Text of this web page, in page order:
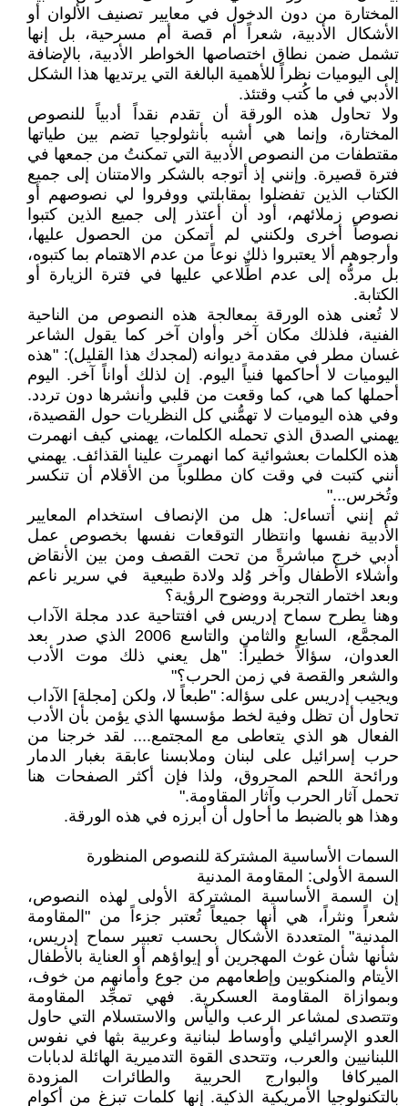
المختارة من دون الدخول في معايير تصنيف الألوان أو
الأشكال الأدبية، شعراً أم قصة أم مسرحية، بل إنها
تشمل ضمن نطاق اختصاصها الخواطر الأدبية، بالإضافة
إلى اليوميات نظراً للأهمية البالغة التي يرتديها هذا الشكل
الأدبي في ما كُتب وقتئذ.
ولا تحاول هذه الورقة أن تقدم نقداً أدبياً للنصوص
المختارة، وإنما هي أشبه بأنثولوجيا تضم بين طياتها
مقتطفات من النصوص الأدبية التي تمكنتُ من جمعها في
فترة قصيرة. وإنني إذ أتوجه بالشكر والامتنان إلى جميع
الكتاب الذين تفضلوا بمقابلتي ووفروا لي نصوصهم أو
نصوص زملائهم، أود أن أعتذر إلى جميع الذين كتبوا
نصوصاً أخرى ولكنني لم أتمكن من الحصول عليها،
وأرجوهم ألا يعتبروا ذلك نوعاً من عدم الاهتمام بما كتبوه،
بل مردُّه إلى عدم اطِّلاعي عليها في فترة الزيارة أو
الكتابة.
لا تُعنى هذه الورقة بمعالجة هذه النصوص من الناحية
الفنية، فلذلك مكان آخر وأوان آخر كما يقول الشاعر
غسان مطر في مقدمة ديوانه (لمجدك هذا القليل): "هذه
اليوميات لا أحاكمها فنياً اليوم. إن لذلك أواناً آخر. اليوم
أحملها كما هي، كما وقعت من قلبي وأنشرها دون تردد.
وفي هذه اليوميات لا تهمُّني كل النظريات حول القصيدة،
يهمني الصدق الذي تحمله الكلمات، يهمني كيف انهمرت
هذه الكلمات بعشوائية كما انهمرت علينا القذائف. يهمني
أنني كتبت في وقت كان مطلوباً من الأقلام أن تنكسر
وتُخرس..."
ثم إنني أتساءل: هل من الإنصاف استخدام المعايير
الأدبية نفسها وانتظار التوقعات نفسها بخصوص عمل
أدبي خرج مباشرةً من تحت القصف ومن بين الأنقاض
وأشلاء الأطفال وآخر وُلد ولادة طبيعية في سرير ناعم
وبعد اختمار التجربة ووضوح الرؤية؟
وهنا يطرح سماح إدريس في افتتاحية عدد مجلة الآداب
المجمَّع، السابع والثامن والتاسع 2006 الذي صدر بعد
العدوان، سؤالاً خطيراً: "هل يعني ذلك موت الأدب
والشعر والقصة في زمن الحرب؟"
ويجيب إدريس على سؤاله: "طبعاً لا، ولكن [مجلة] الآداب
تحاول أن تظل وفية لخط مؤسسها الذي يؤمن بأن الأدب
الفعال هو الذي يتعاطى مع المجتمع.... لقد خرجنا من
حرب إسرائيل على لبنان وملابسنا عابقة بغبار الدمار
ورائحة اللحم المحروق، ولذا فإن أكثر الصفحات هنا
تحمل آثار الحرب وآثار المقاومة."
وهذا هو بالضبط ما أحاول أن أبرزه في هذه الورقة.
السمات الأساسية المشتركة للنصوص المنظورة
السمة الأولى: المقاومة المدنية
إن السمة الأساسية المشتركة الأولى لهذه النصوص،
شعراً ونثراً، هي أنها جميعاً تُعتبر جزءاً من "المقاومة
المدنية" المتعددة الأشكال بحسب تعبير سماح إدريس،
شأنها شأن غوث المهجرين أو إيواؤهم أو العناية بالأطفال
الأيتام والمنكوبين وإطعامهم من جوع وأمانهم من خوف،
وبموازاة المقاومة العسكرية. فهي تمجِّد المقاومة
وتتصدى لمشاعر الرعب واليأس والاستسلام التي حاول
العدو الإسرائيلي وأوساط لبنانية وعربية بثها في نفوس
اللبنانيين والعرب، وتتحدى القوة التدميرية الهائلة لدبابات
الميركافا والبوارج الحربية والطائرات المزودة
بالتكنولوجيا الأمريكية الذكية. إنها كلمات تبزغ من أكوام